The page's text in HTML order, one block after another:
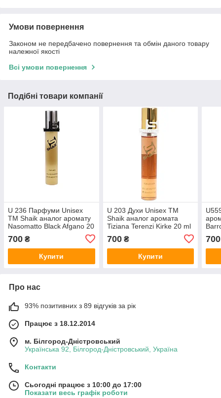
Умови повернення
Законом не передбачено повернення та обмін даного товару
належної якості
Всі умови повернення
Подібні товари компанії
U 236 Парфуми Unisex
ТМ Shaik аналог аромату
Nasomatto Black Afgano 20
700 ₴
Купити
U 203 Духи Unisex ТМ
Shaik аналог аромата
Tiziana Terenzi Kirke 20 ml
700₴
Купити
700
Про нас
93% позитивних з 89 відгуків за рік
Працює з 18.12.2014
м. Білгород-Дністровський
Українська 92, Білгород-Дністровський, Україна
Контакти
Сьогодні працює з 10:00 до 17:00
Показати весь графік роботи